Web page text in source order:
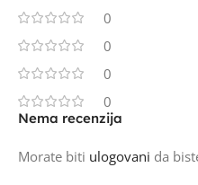
0
0
0
0
Nema recenzija
Morate biti ulogovani da